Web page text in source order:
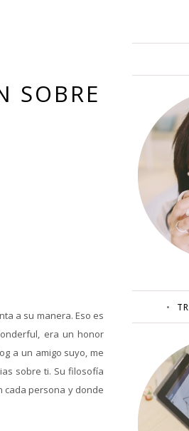
SOBRE
a su manera. Eso es
era un honor
a un amigo suyo, me
sobre ti. Su filosofía
cada persona y donde